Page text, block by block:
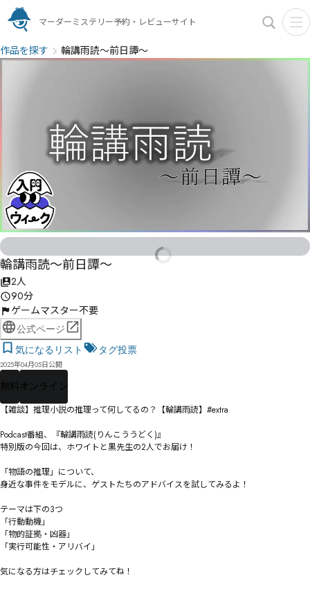
マーダーミステリー予約・レビューサイト
作品を探す 輪講雨読～前日譚～
輪講雨読～前日譚～
2人
90分
ゲームマスター不要
公式ページ
気になるリスト
タグ投票
2025年04月05日公開
無料 オンライン
【雑談】推理小説の推理って何してるの？【輪講雨読】#extra
Podcast番組、『輪講雨読(りんこううどく)』
特別版の今回は、ホワイトと黒先生の2人でお届け！
「物語の推理」について、
身近な事件をモデルに、ゲストたちのアドバイスを試してみるよ！
テーマは下の3つ
「行動動機」
「物的証拠・凶器」
「実行可能性・アリバイ」
気になる方はチェックしてみてね！